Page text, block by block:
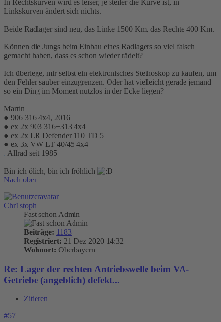
In Rechtskurven wird es leiser, je steiler die Kurve ist, in
Linkskurven ändert sich nichts.
Beide Radlager sind neu, das Linke 1500 Km, das Rechte 400 Km.
Können die Jungs beim Einbau eines Radlagers so viel falsch
gemacht haben, dass es schon wieder rädelt?
Ich überlege, mir selbst ein elektronisches Stethoskop zu kaufen, um
den Fehler sauber einzugrenzen. Oder hat vielleicht gerade jemand
so ein Ding im Moment nutzlos in der Ecke liegen?
Martin
● 906 316 4x4, 2016
● ex 2x 903 316+313 4x4
● ex 2x LR Defender 110 TD 5
● ex 3x VW LT 40/45 4x4
. Allrad seit 1985
Bin ich ölich, bin ich fröhlich
Nach oben
Chr1stoph
Fast schon Admin
Beiträge: 1183
Registriert: 21 Dez 2020 14:32
Wohnort: Oberbayern
Re: Lager der rechten Antriebswelle beim VA-
Getriebe (angeblich) defekt...
Zitieren
#57